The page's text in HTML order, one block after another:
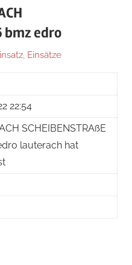
bmz edro
, Einsätze
22:54
SCHEIBENSTRAßE
lauterach hat